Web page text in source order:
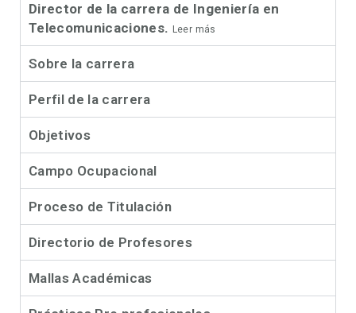
Director de la carrera de Ingeniería en
Telecomunicaciones. Leer más
Sobre la carrera
Perfil de la carrera
Objetivos
Campo Ocupacional
Proceso de Titulación
Directorio de Profesores
Mallas Académicas